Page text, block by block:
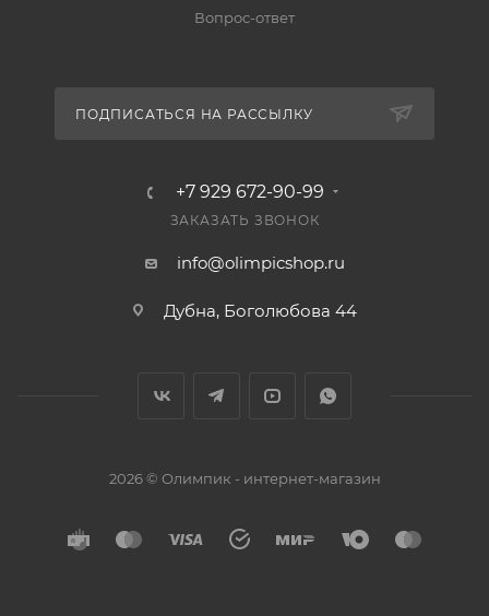
Вопрос-ответ
ПОДПИСАТЬСЯ НА РАССЫЛКУ
+7 929 672-90-99
ЗАКАЗАТЬ ЗВОНОК
info@olimpicshop.ru
Дубна, Боголюбова 44
2026 © Олимпик - интернет-магазин